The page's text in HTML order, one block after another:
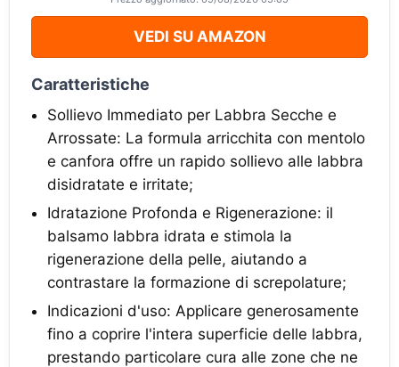
VEDI SU AMAZON
Caratteristiche
Sollievo Immediato per Labbra Secche e
Arrossate: La formula arricchita con mentolo
e canfora offre un rapido sollievo alle labbra
disidratate e irritate;
Idratazione Profonda e Rigenerazione: il
balsamo labbra idrata e stimola la
rigenerazione della pelle, aiutando a
contrastare la formazione di screpolature;
Indicazioni d'uso: Applicare generosamente
fino a coprire l'intera superficie delle labbra,
prestando particolare cura alle zone che ne